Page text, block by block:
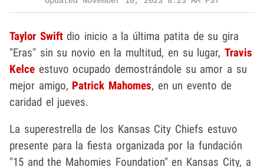
Taylor Swiftdio inicio a la última patita de su gira
"Eras" sin su novio en la multitud, en su lugar, Travis
Kelce estuvo ocupado demostrándole su amor a su
mejor amigo, Patrick Mahomes, en un evento de
caridad el jueves.
La superestrella de los Kansas City Chiefs estuvo
presente para la fiesta organizada por la fundación
"15 and the Mahomies Foundation" en Kansas City, a